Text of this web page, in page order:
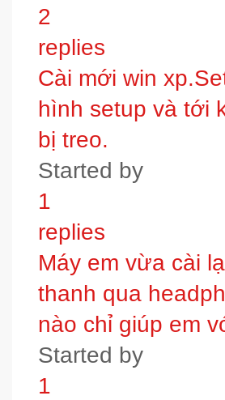
2
replies
Cài mới win
hình setup và tới
bị treo.
Started by
1
replies
Máy em vừa cài
thanh qua
nào chỉ giúp em
Started by
1